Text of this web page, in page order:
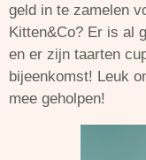
geld in te zamelen
Kitten&Co? Er is al
en er zijn taarten
bijeenkomst! Leuk
mee geholpen!